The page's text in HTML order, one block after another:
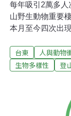
每年吸引2萬多人
山野生動物重要
本月至今四次出
動應變措施，自
家步道全線，並
向陽山屋周圍環
有黑熊出沒的紀
管處接獲向陽山
台東 人與動物
生物多樣性
登